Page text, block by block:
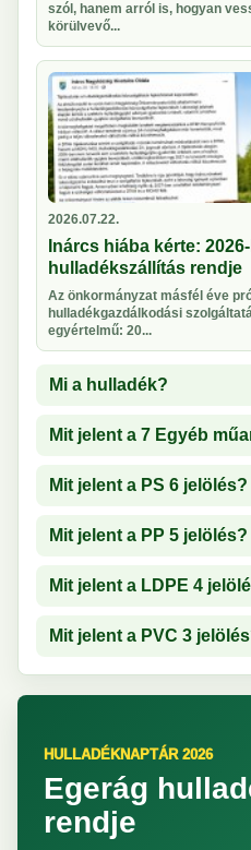
szól, hanem arról is, hogyan
körülvevő...
2026.07.22.
Inárcs hiába kérte:
hulladékszállítás rendje
Az önkormányzat másfél éve
hulladékgazdálkodási
egyértelmű: 20...
Mi a hulladék?
Mit jelent a 7 Egyéb
Mit jelent a PS 6 jelölés?
Mit jelent a PP 5 jelölés?
Mit jelent a LDPE 4
Mit jelent a PVC 3
HULLADÉKNAPTÁR 2026
Egerág
rendje